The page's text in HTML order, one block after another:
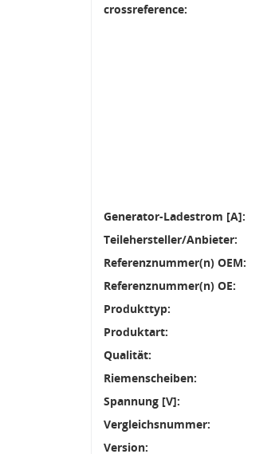
crossreference:
Generator-Ladestrom [A]:
Teilehersteller/Anbieter:
Referenznummer(n) OEM:
Referenznummer(n) OE:
Produkttyp:
Produktart:
Qualität:
Riemenscheiben:
Spannung [V]:
Vergleichsnummer:
Version: